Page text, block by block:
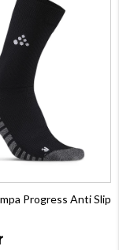
Progress Anti Slip